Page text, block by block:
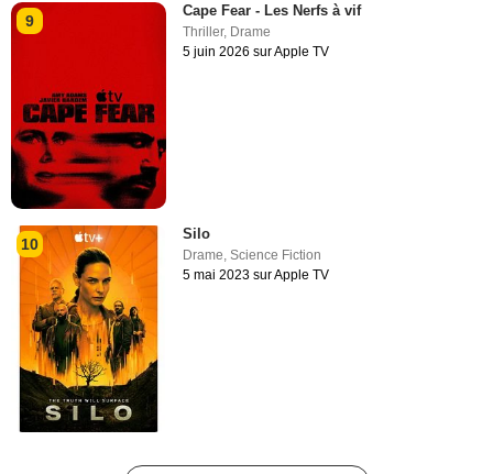
9
Cape Fear - Les Nerfs à vif
Thriller, Drame
5 juin 2026 sur Apple TV
10
Silo
Drame,Science Fiction
5 mai 2023 sur Apple TV